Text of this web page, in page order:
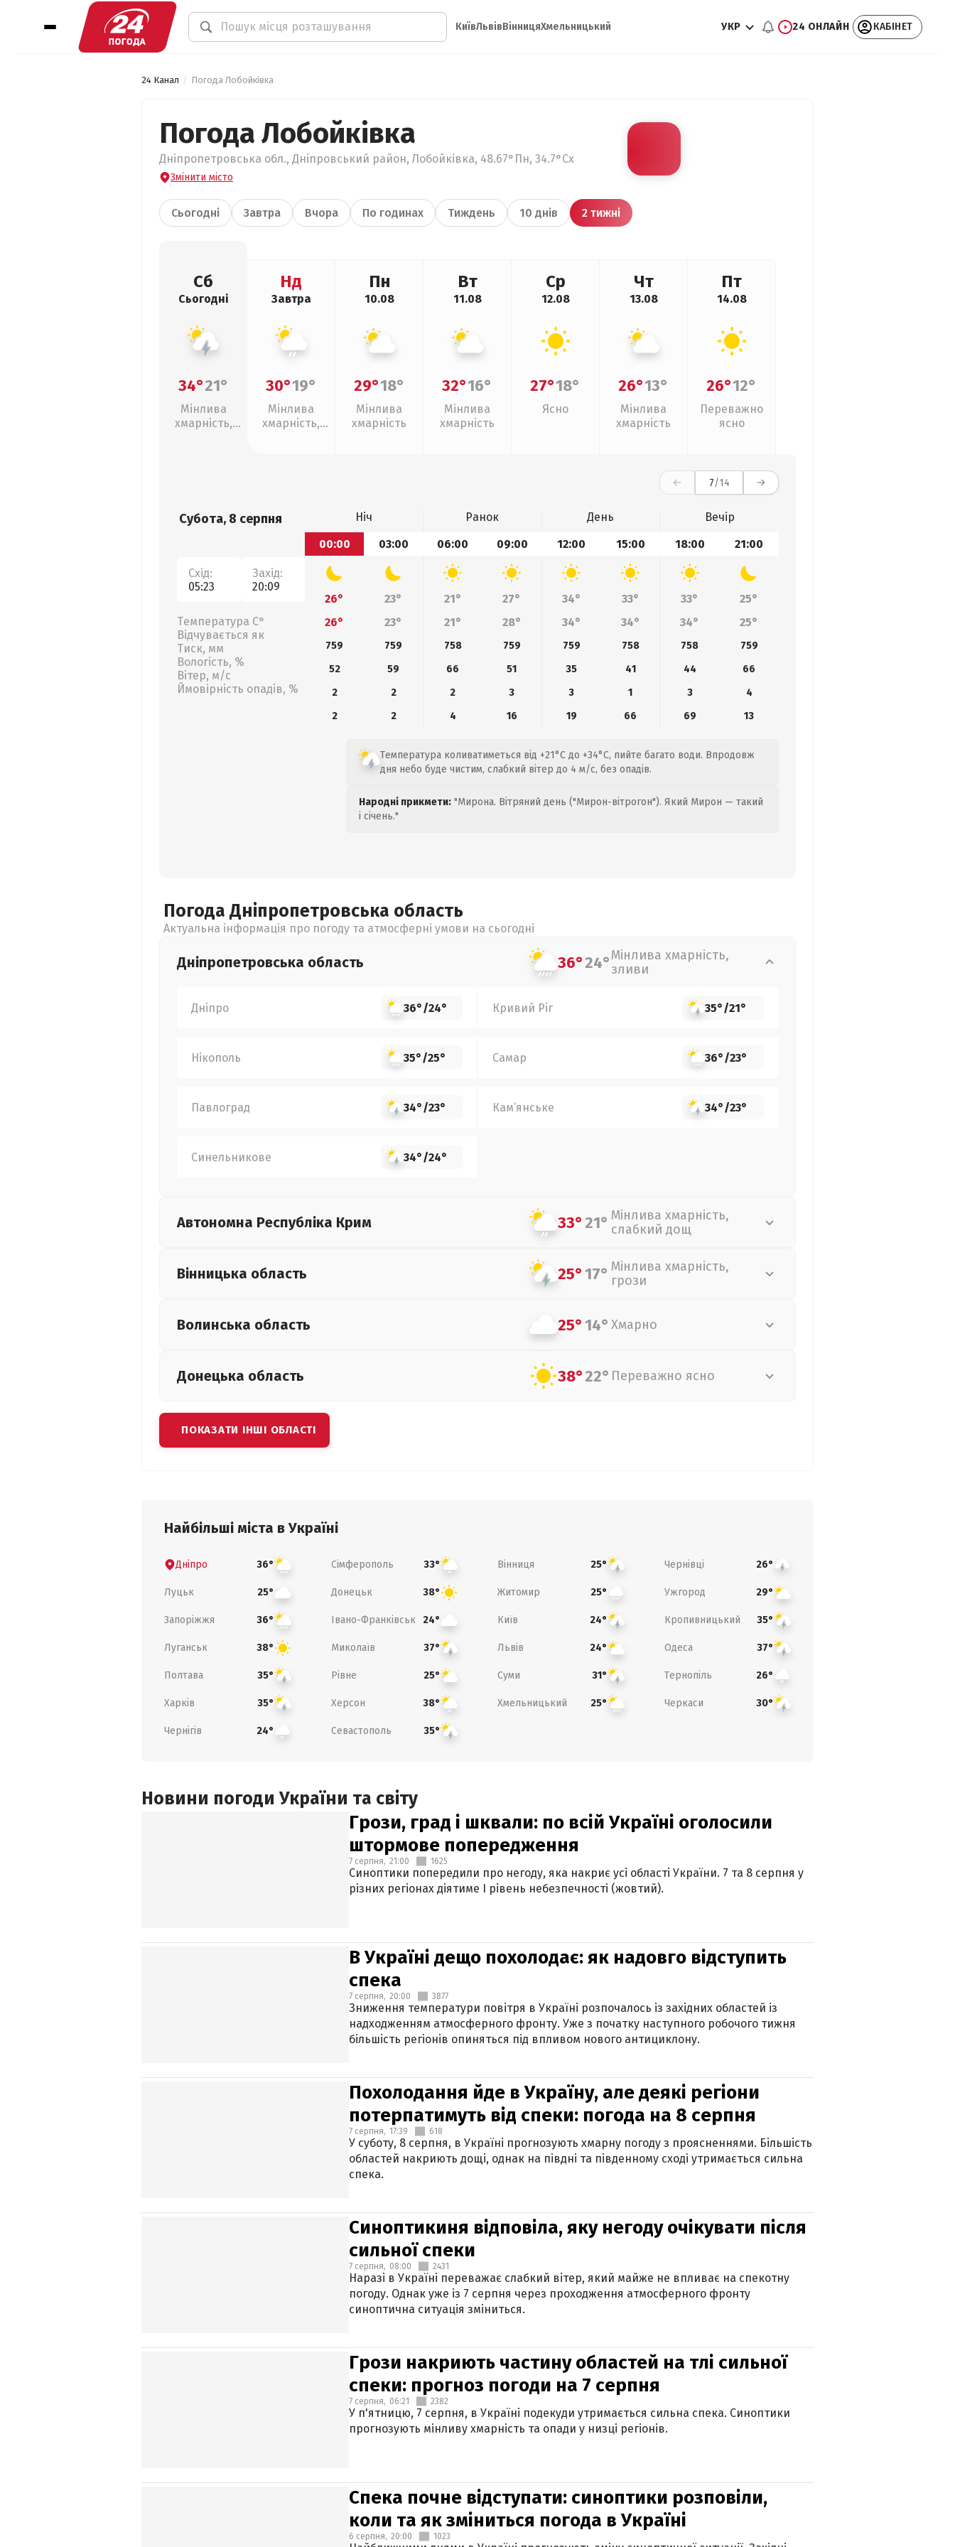
КиївЛьвівВінницяХмельницький УКР 24 ОНЛАЙН КАБІНЕТ
24 Канал Погода Лобойківка
Погода Лобойківка
Дніпропетровська обл., Дніпровський район, Лобойківка, 48.67°Пн, 34.7°Сх
Змінити місто
Сьогодні Завтра Вчора По годинах Тиждень 10 днів 2 тижні
Сб
Сьогодні
34°21°
Мінлива
хмарність,
Нд
Завтра
30°19°
Мінлива
хмарність,
Пн
10.08
29°18°
Мінлива
хмарність
Вт
11.08
32°16°
Мінлива
хмарність
Ср
12.08
27°18°
Ясно
Чт
13.08
26°13°
Мінлива
хмарність
Пт
14.08
26°12°
Переважно
ясно
7/14
Субота, 8 серпня
Схід:
05:23
Захід:
20:09
Температура С°
Відчувається як
Тиск, мм
Вологість, %
Вітер, м/с
Ймовірність опадів, %
Ніч Ранок День
Вечір
00:00
03:00 06:00 09:00 12:00 15:00 18:00 21:00
26° 23° 21° 27° 34° 33° 33°
25°
26°
23° 21° 28° 34° 34° 34° 25°
759 759 758 759 759 758 758
759
52
59 66 51 35 41 44
66
2
2 2 3 3 1 3
4
2
2 4 16 19 66 69 13
Температура коливатиметься від +21°C до +34°C, пийте багато води. Впродовж
дня небо буде чистим, слабкий вітер до 4 м/с, без опадів.
Народні прикмети: "Мирона. Вітряний день ("Мирон-вітрогон"). Який Мирон — такий
і січень."
Погода Дніпропетровська область
Актуальна інформація про погоду та атмосферні умови на сьогодні
Дніпропетровська область 36°24°Мінлива хмарність,
зливи
Дніпро 36°/24° Кривий Ріг 35°/21°
Нікополь 35°/25° Самар 36°/23°
Павлоград 34°/23° Кам’янське 34°/23°
Синельникове 34°/24°
Автономна Республіка Крим 33°21° Мінлива хмарність,
слабкий дощ
Вінницька область 25°17° Мінлива хмарність,
грози
Волинська область 25°14° Хмарно
Донецька область 38°22° Переважно ясно
ПОКАЗАТИ ІНШІ ОБЛАСТІ
Найбільші міста в Україні
Дніпро 36° Сімферополь 33° Вінниця 25° Чернівці 26°
Луцьк 25° Донецьк 38° Житомир 25° Ужгород 29°
Запоріжжя 36° Івано-Франківськ 24° Київ 24° Кропивницький 35°
Луганськ 38° Миколаїв 37° Львів 24° Одеса 37°
Полтава 35° Рівне 25° Суми 31° Тернопіль 26°
Харків 35° Херсон 38° Хмельницький 25° Черкаси 30°
Чернігів 24° Севастополь 35°
Новини погоди України та світу
Грози, град і шквали: по всій Україні оголосили
штормове попередження
7 серпня, 21:00 1625
Синоптики попередили про негоду, яка накриє усі області України. 7 та 8 серпня у
різних регіонах діятиме І рівень небезпечності (жовтий).
В Україні дещо похолодає: як надовго відступить
спека
7 серпня, 20:00 3877
Зниження температури повітря в Україні розпочалось із західних областей із
надходженням атмосферного фронту. Уже з початку наступного робочого тижня
більшість регіонів опиняться під впливом нового антициклону.
Похолодання йде в Україну, але деякі регіони
потерпатимуть від спеки: погода на 8 серпня
7 серпня, 17:39 618
У суботу, 8 серпня, в Україні прогнозують хмарну погоду з проясненнями. Більшість
областей накриють дощі, однак на півдні та південному сході утримається сильна
спека.
Синоптикиня відповіла, яку негоду очікувати після
сильної спеки
7 серпня, 08:00 2431
Наразі в Україні переважає слабкий вітер, який майже не впливає на спекотну
погоду. Однак уже із 7 серпня через проходження атмосферного фронту
синоптична ситуація зміниться.
Грози накриють частину областей на тлі сильної
спеки: прогноз погоди на 7 серпня
7 серпня, 06:21 2382
У п'ятницю, 7 серпня, в Україні подекуди утримається сильна спека. Синоптики
прогнозують мінливу хмарність та опади у низці регіонів.
Спека почне відступати: синоптики розповіли,
коли та як зміниться погода в Україні
6 серпня, 20:00 1023